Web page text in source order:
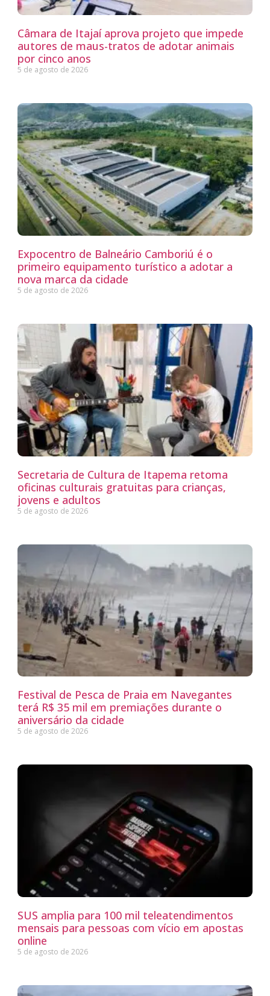
Câmara de Itajaí aprova projeto que impede
autores de maus-tratos de adotar animais
por cinco anos
5 de agosto de 2026
Expocentro de Balneário Camboriú é o
primeiro equipamento turístico a adotar a
nova marca da cidade
5 de agosto de 2026
Secretaria de Cultura de Itapema retoma
oficinas culturais gratuitas para crianças,
jovens e adultos
5 de agosto de 2026
Festival de Pesca de Praia em Navegantes
terá R$ 35 mil em premiações durante o
aniversário da cidade
5 de agosto de 2026
SUS amplia para 100 mil teleatendimentos
mensais para pessoas com vício em apostas
online
5 de agosto de 2026